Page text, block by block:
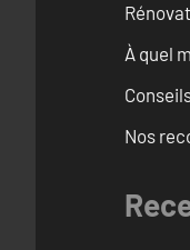
À quel
Nos